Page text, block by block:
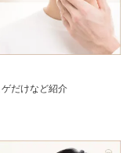
だけなど紹介